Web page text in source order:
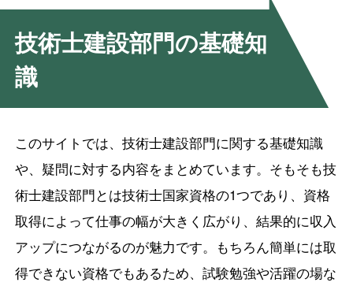
技術士建設部門の基礎知
識
このサイトでは、技術士建設部門に関する基礎知識
や、疑問に対する内容をまとめています。そもそも技
術士建設部門とは技術士国家資格の1つであり、資格
取得によって仕事の幅が大きく広がり、結果的に収入
アップにつながるのが魅力です。もちろん簡単には取
得できない資格でもあるため、試験勉強や活躍の場な